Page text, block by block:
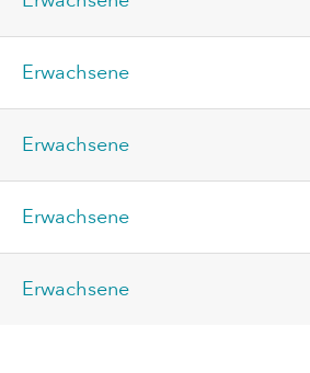
Erwachsene
Erwachsene
Erwachsene
Erwachsene